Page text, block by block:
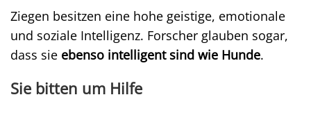
Ziegen besitzen eine hohe geistige, emotionale
und soziale Intelligenz. Forscher glauben sogar,
dass sie ebenso intelligent sind wie Hunde.
Sie bitten um Hilfe